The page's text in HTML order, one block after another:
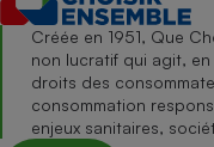
Créée en 1951, Que
non lucratif qui agit,
droits des
consommation
enjeux sanitaires,